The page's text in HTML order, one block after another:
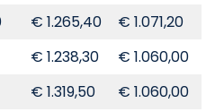
€ 1.265,40 € 1.071,20
€ 1.238,30 € 1.060,00
€ 1.319,50 € 1.060,00